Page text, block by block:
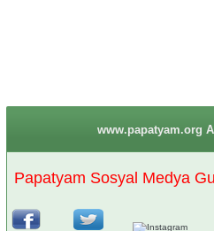
www.papatyam.org
Papatyam Sosyal Medya